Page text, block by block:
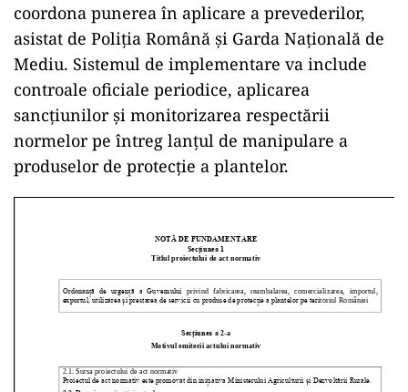
coordona punerea în aplicare a prevederilor,
asistat de Poliția Română și Garda Națională de
Mediu. Sistemul de implementare va include
controale oficiale periodice, aplicarea
sancțiunilor și monitorizarea respectării
normelor pe întreg lanțul de manipulare a
produselor de protecție a plantelor.